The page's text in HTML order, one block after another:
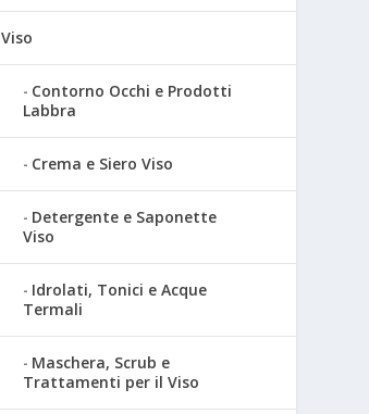
Viso
Contorno Occhi e Prodotti
Labbra
Crema e Siero Viso
Detergente e Saponette
Viso
Idrolati, Tonici e Acque
Termali
Maschera, Scrub e
Trattamenti per il Viso